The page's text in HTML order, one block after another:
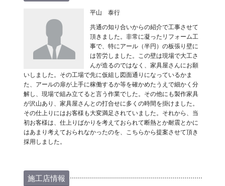
平山 泰行
共通の知り合いからの紹介で工事させて
頂きました。非常に凝ったリフォーム工
事で、特にアール（半円）の板張り壁に
は苦労しました。この壁は現場で大工さ
んが造るのではなく、家具屋さんにお願
いしました。その工場で先に仮組し図面通りになっているかま
た、アールの扉が上手に稼働するか等を確かめたうえで細かく分
解し、現場で組み立てると言う作業でした。その他にも製作家具
が沢山あり、家具屋さんとの打合せに多くの時間を掛けました。
その仕上りにはお客様も大変満足されていました。それから、当
初お客様は、仕上りばかりを考えておられて断熱とか耐震とかに
はあまり考えておられなかったのを、こちらから提案させて頂き
採用しました。
施工店情報